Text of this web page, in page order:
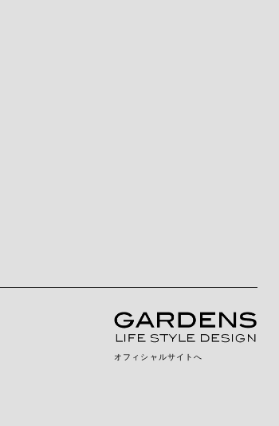
オフィシャルサイトへ